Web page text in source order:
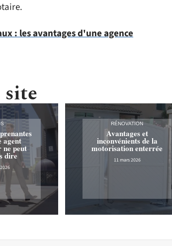
: les avantages d'une agence
agent
peut
dire
RÉNOVATION
Avantages et
inconvénients de la
motorisation enterrée
11 mars 2026